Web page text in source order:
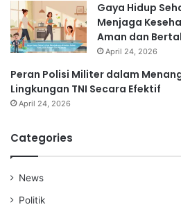
Gaya Hidup
Menjaga
Aman dan
April 24, 2026
Peran Polisi Militer dalam
Lingkungan TNI Secara Efektif
April 24, 2026
Categories
News
Politik